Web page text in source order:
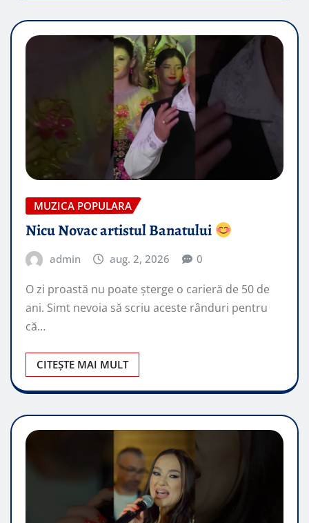
MUZICA POPULARA
Nicu Novac artistul Banatului
admin aug. 2, 2026 0
O zi proastă nu poate șterge o carieră de 50 de
ani. Simt nevoia să scriu aceste rânduri pentru
că…
CITEȘTE MAI MULT